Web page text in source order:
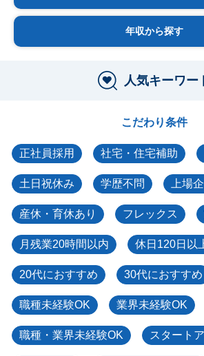
年収から探す
人気キーワー
こだわり条件
正社員採用 社宅・住宅補助
土日祝休み 学歴不問 上場
産休・育休あり フレックス
月残業20時間以内 休日120日以
20代におすすめ 30代におすすめ
職種未経験OK 業界未経験OK
職種・業界未経験OK スタート